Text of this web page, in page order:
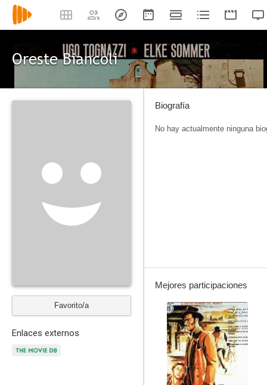
Oreste Biancoli
Favorito/a
Enlaces externos
Biografía
No hay actualmente ninguna
Mejores participaciones
7.7